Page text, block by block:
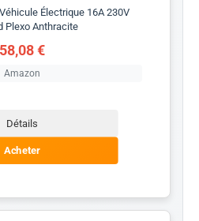
Électrique 16A 230V
Plexo Anthracite
58,08 €
Amazon
Détails
Acheter